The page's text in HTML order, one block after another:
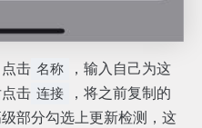
击 名称
，输入自己为这
击 连接
，将之前复制的
部分勾选上更新检测，这